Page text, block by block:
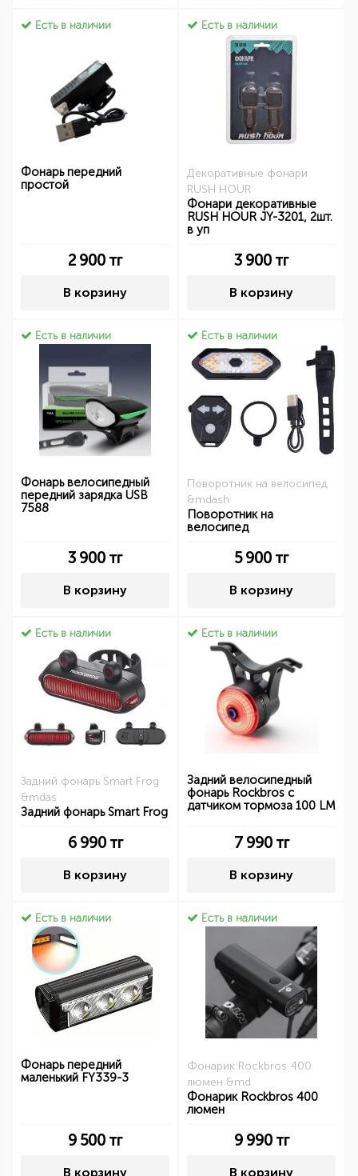
Есть в наличии
Фонарь передний
простой
2 900 тг
В корзину
Есть в наличии
Декоративные фонари
RUSH HOUR
Фонари декоративные
RUSH HOUR JY-3201, 2шт.
в уп
3 900 тг
В корзину
Есть в наличии
Фонарь велосипедный
передний зарядка USB
7588
3 900 тг
В корзину
Есть в наличии
Поворотник на велосипед
&mdash
Поворотник на
велосипед
5 900 тг
В корзину
Есть в наличии
Задний фонарь Smart Frog
&mdas
Задний фонарь Smart Frog
6 990тг
В корзину
Есть в наличии
Задний велосипедный
фонарь Rockbros с
датчиком тормоза 100 LM
7 990тг
В корзину
Есть в наличии
Фонарь передний
маленький FY339-3
9 500 тг
В корзину
Есть в наличии
Фонарик Rockbros 400
люмен &md
Фонарик Rockbros 400
люмен
9 990тг
В корзину